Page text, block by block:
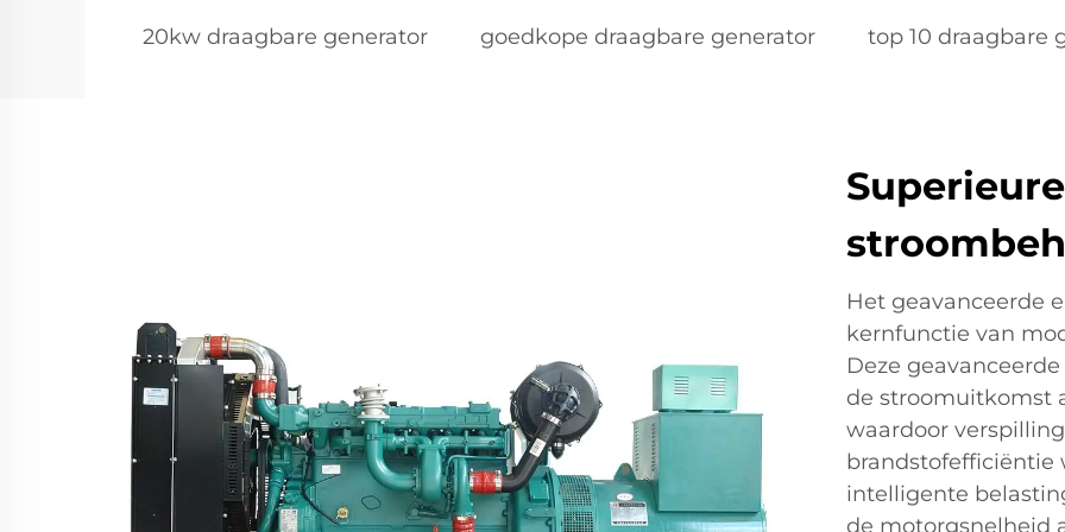
20kw draagbare generator goedkope draagbare generator top 10 draagbare
Superieure
Het geavanceerde
kernfunctie van
Deze
de stroomuitkomst
waardoor
brandstofefficiëntie
intelligente
de motorgsnelheid